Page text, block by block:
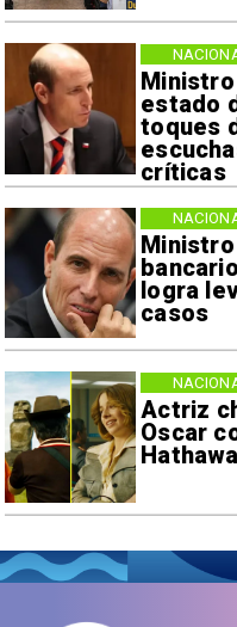
estado
toques
críticas
logra
casos
Actriz
Oscar